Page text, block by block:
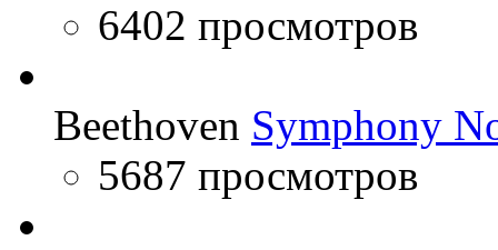
6402 просмотров
Beethoven Symphony
5687 просмотров